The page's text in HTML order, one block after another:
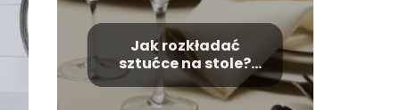
Jak rozkładać
sztućce na stole?
Sprawdź, popularne
błędy!